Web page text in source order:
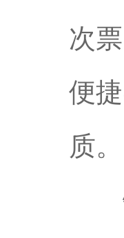
次
便
质。
铁